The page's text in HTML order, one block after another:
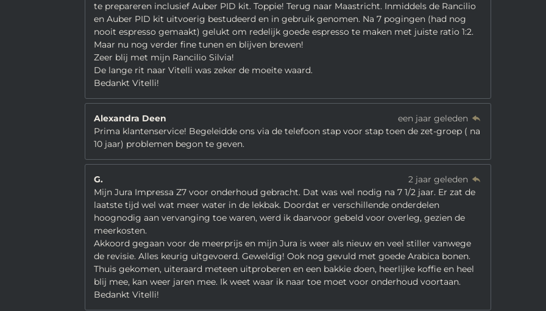
te prepareren inclusief Auber PID kit. Toppie! Terug naar Maastricht. Inmiddels de Rancilio
en Auber PID kit uitvoerig bestudeerd en in gebruik genomen. Na 7 pogingen (had nog
nooit espresso gemaakt) gelukt om redelijk goede espresso te maken met juiste ratio 1:2.
Maar nu nog verder fine tunen en blijven brewen!
Zeer blij met mijn Rancilio Silvia!
De lange rit naar Vitelli was zeker de moeite waard.
Bedankt Vitelli!
Alexandra Deen
een jaar geleden
Prima klantenservice! Begeleidde ons via de telefoon stap voor stap toen de zet-groep ( na
10 jaar) problemen begon te geven.
G.
2 jaar geleden
Mijn Jura Impressa Z7 voor onderhoud gebracht. Dat was wel nodig na 7 1/2 jaar. Er zat de
laatste tijd wel wat meer water in de lekbak. Doordat er verschillende onderdelen
hoognodig aan vervanging toe waren, werd ik daarvoor gebeld voor overleg, gezien de
meerkosten.
Akkoord gegaan voor de meerprijs en mijn Jura is weer als nieuw en veel stiller vanwege
de revisie. Alles keurig uitgevoerd. Geweldig! Ook nog gevuld met goede Arabica bonen.
Thuis gekomen, uiteraard meteen uitproberen en een bakkie doen, heerlijke koffie en heel
blij mee, kan weer jaren mee. Ik weet waar ik naar toe moet voor onderhoud voortaan.
Bedankt Vitelli!